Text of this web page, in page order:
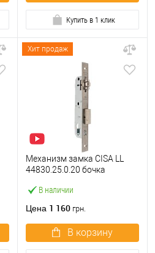
Купить в 1 клик
Хит продаж
В наличии
Механизм замка CISA LL
44830.25.0.20 бочка
нержавеющая сталь
Цена 1 160 грн.
В корзину